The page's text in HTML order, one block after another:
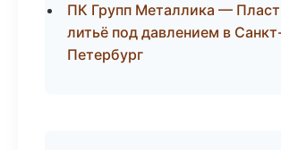
ПК Групп Металлика —
литьё под давлением в
Петербург